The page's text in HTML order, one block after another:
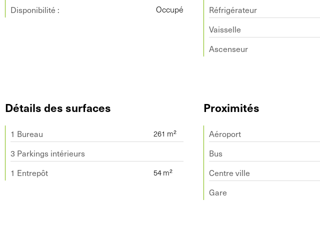
Disponibilité : Occupé
Réfrigérateur
Vaisselle
Ascenseur
Détails des surfaces
1 Bureau
3 Parkings intérieurs
1 Entrepôt
Proximités
Aéroport
Bus
Centre ville
Gare